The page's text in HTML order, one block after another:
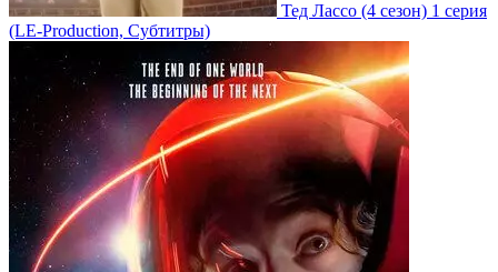
Тед Лассо (4 сезон) 1 серия
(LE-Production, Субтитры)